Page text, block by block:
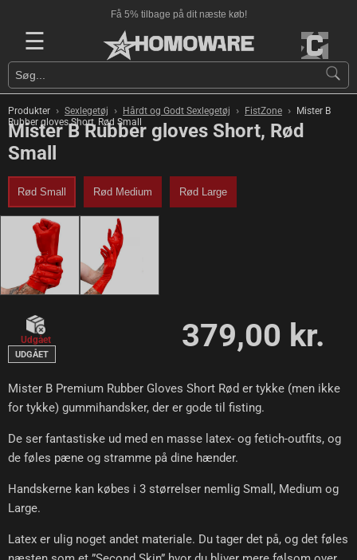
Få 5% tilbage på dit næste køb!
☰
Produkter › Sexlegetøj › Hårdt og Godt Sexlegetøj › FistZone ›
Mister B
Rubber gloves Short, Rød Small
Mister B Rubber gloves Short, Rød
Small
Rød Small Rød Medium Rød Large
Udgået
UDGÅET
379,00 kr.
Mister B Premium Rubber Gloves Short Rød er tykke (men ikke
for tykke) gummihandsker, der er gode til fisting.
De ser fantastiske ud med en masse latex- og fetich-outfits, og
de føles pæne og stramme på dine hænder.
Handskerne kan købes i 3 størrelser nemlig Small, Medium og
Large.
Latex er ulig noget andet materiale. Du tager det på, og det føles